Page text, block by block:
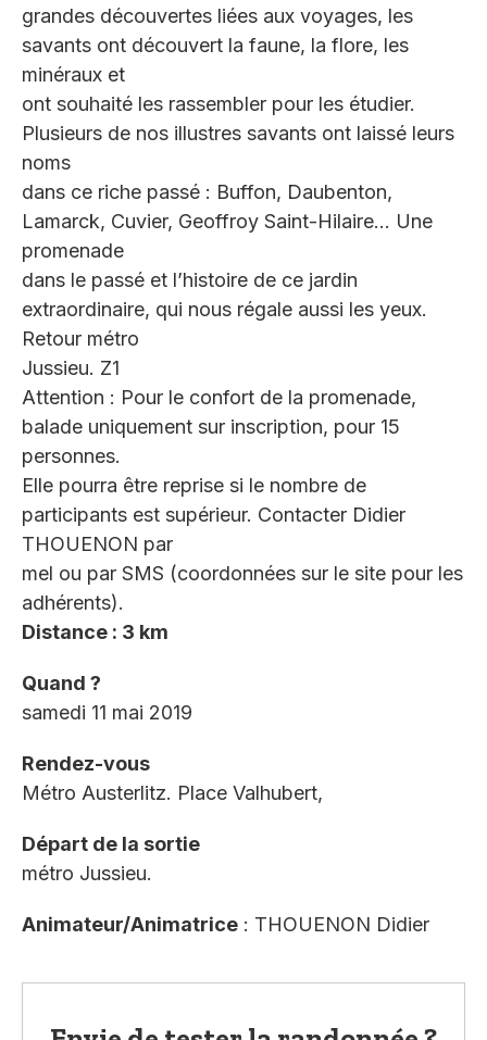
grandes découvertes liées aux voyages, les
savants ont découvert la faune, la flore, les
minéraux et
ont souhaité les rassembler pour les étudier.
Plusieurs de nos illustres savants ont laissé leurs
noms
dans ce riche passé : Buffon, Daubenton,
Lamarck, Cuvier, Geoffroy Saint-Hilaire… Une
promenade
dans le passé et l’histoire de ce jardin
extraordinaire, qui nous régale aussi les yeux.
Retour métro
Jussieu. Z1
Attention : Pour le confort de la promenade,
balade uniquement sur inscription, pour 15
personnes.
Elle pourra être reprise si le nombre de
participants est supérieur. Contacter Didier
THOUENON par
mel ou par SMS (coordonnées sur le site pour les
adhérents).
Distance : 3 km
Quand ?
samedi 11 mai 2019
Rendez-vous
Métro Austerlitz. Place Valhubert,
Départ de la sortie
métro Jussieu.
Animateur/Animatrice : THOUENON Didier